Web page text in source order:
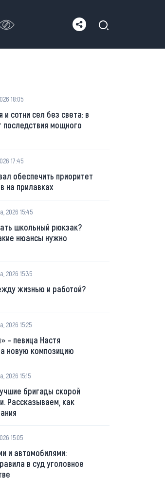
18:05
сотни сел без света: в
последствия мощного
17:45
обеспечить приоритет
на прилавках
2026 15:45
школьный рюкзак?
нюансы нужно
2026 15:35
жизнью и работой?
2026 15:25
– певица Настя
новую композицию
2026 15:15
бригады скорой
Рассказываем, как
15:05
и автомобилями:
в суд уголовное